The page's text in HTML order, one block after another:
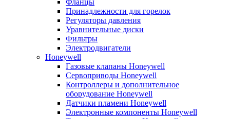
Фланцы
Принадлежности для горелок
Регуляторы давления
Уравнительные диски
Фильтры
Электродвигатели
Honeywell
Газовые клапаны Honeywell
Сервоприводы Honeywell
Контроллеры и дополнительное
оборудование Honeywell
Датчики пламени Honeywell
Электронные компоненты Honeywell